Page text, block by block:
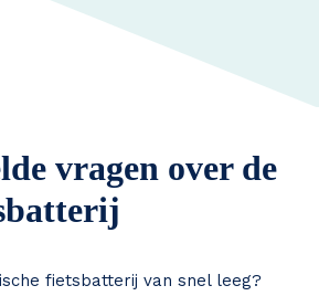
vragen over de
fietsbatterij van snel leeg?